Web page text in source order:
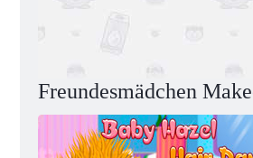
Freundesmädchen